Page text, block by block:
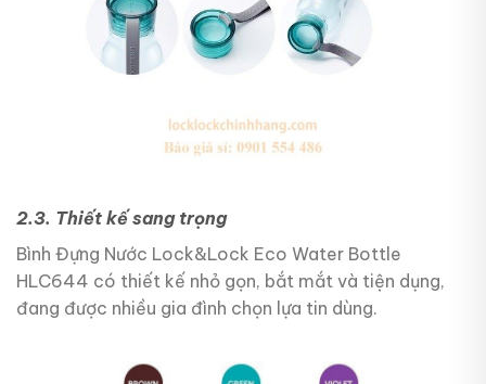
2.3. Thiết kế sang trọng
Bình Đựng Nước Lock&Lock Eco Water Bottle
HLC644 có thiết kế nhỏ gọn, bắt mắt và tiện dụng,
đang được nhiều gia đình chọn lựa tin dùng.